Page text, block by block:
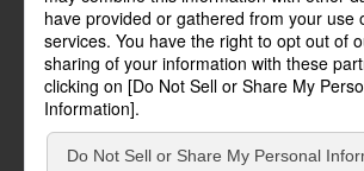
モーター誌
SPECIAL
Sublicense
作家一覧
Keyword list
Author list